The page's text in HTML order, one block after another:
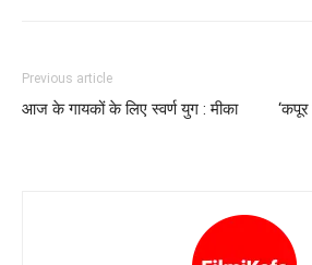
Previous article
आज के गायकों के लिए स्वर्ण युग : मीका